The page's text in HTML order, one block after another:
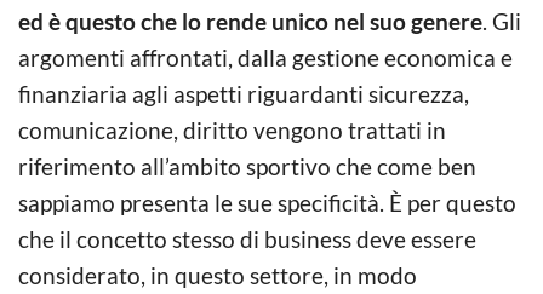
ed è questo che lo rende unico nel suo genere. Gli
argomenti affrontati, dalla gestione economica e
finanziaria agli aspetti riguardanti sicurezza,
comunicazione, diritto vengono trattati in
riferimento all’ambito sportivo che come ben
sappiamo presenta le sue specificità. È per questo
che il concetto stesso di business deve essere
considerato, in questo settore, in modo